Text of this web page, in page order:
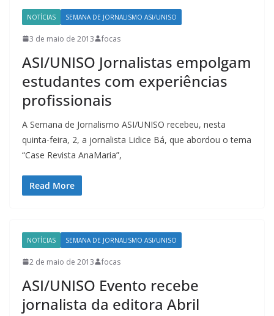
NOTÍCIAS SEMANA DE JORNALISMO ASI/UNISO
3 de maio de 2013 focas
ASI/UNISO Jornalistas empolgam
estudantes com experiências
profissionais
A Semana de Jornalismo ASI/UNISO recebeu, nesta
quinta-feira, 2, a jornalista Lidice Bá, que abordou o tema
“Case Revista AnaMaria”,
Read More
NOTÍCIAS SEMANA DE JORNALISMO ASI/UNISO
2 de maio de 2013 focas
ASI/UNISO Evento recebe
jornalista da editora Abril